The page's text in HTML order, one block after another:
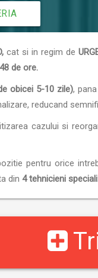
cat si in regim de
de ore.
obicei 5-10 zile),
reducand
cazului si
pentru orice
din 4 tehnicieni